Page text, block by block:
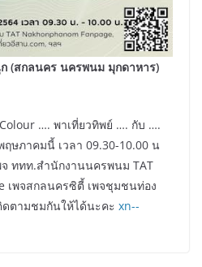
(สกลนคร นครพนม มุกดาหาร)
…. พาเที่ยวทิพย์ …. กับ ….
ษภาคมนี้ เวลา 09.30-10.00 น
จ ททท.สำนักงานนครพนม TAT
เพจสกลนครซิตี้ เพจชุมชนท่อง
ดตามชมกันให้ได้นะคะ xn--